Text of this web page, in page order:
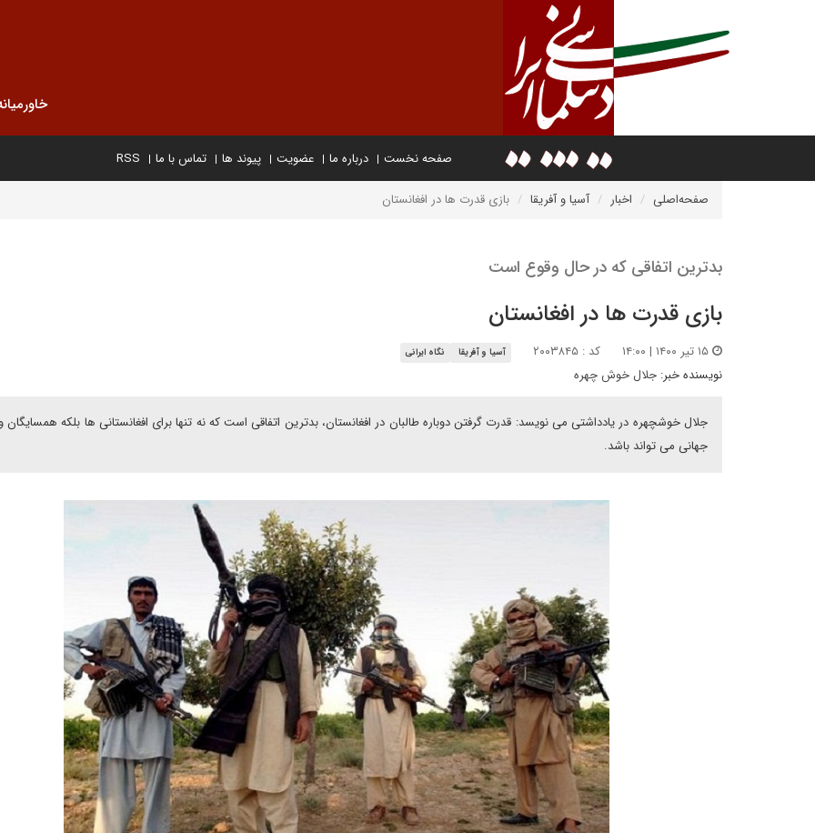
صفحه نخست درباره ما عضویت پیوند ها تماس با ما RSS
صفحه‌اصلی اخبار آسیا و آفریقا بازی قدرت ها در افغانستان
بدترین اتفاقی که در حال وقوع است
بازی قدرت ها در افغانستان
کد : ۲۰۰۳۸۴۵ آسیا و آفریقا نگاه ایرانی
نویسنده خبر: جلال خوش چهره
جلال خوشچهره در یادداشتی می نویسد: قدرت گرفتن دوباره طالبان در افغانستان، بدترین اتفاقی است که نه تنها برای افغانستانی ها بلکه همسایگان
جهانی می تواند باشد.